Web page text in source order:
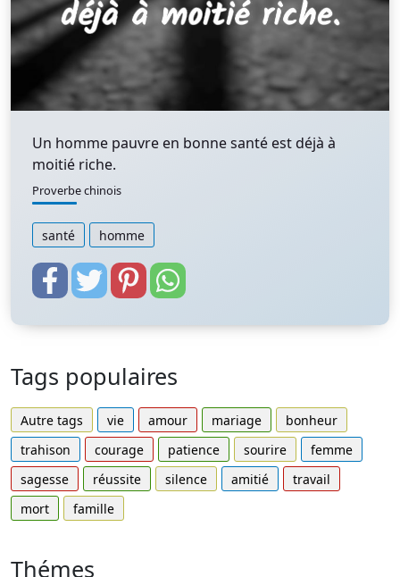
Un homme pauvre en bonne santé est déjà à
moitié riche.
Proverbe chinois
santé homme
Tags populaires
Autre tags vie amour mariage
bonheur
trahison
courage patience sourire
femme
sagesse
réussite silence amitié
travail
mort
famille
Thémes